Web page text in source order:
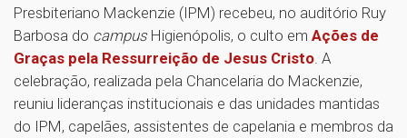
Presbiteriano Mackenzie (IPM) recebeu, no auditório Ruy
Barbosa do campus Higienópolis, o culto em Ações de
Graças pela Ressurreição de Jesus Cristo . A
celebração, realizada pela Chancelaria do Mackenzie,
reuniu lideranças institucionais e das unidades mantidas
do IPM, capelães, assistentes de capelania e membros da